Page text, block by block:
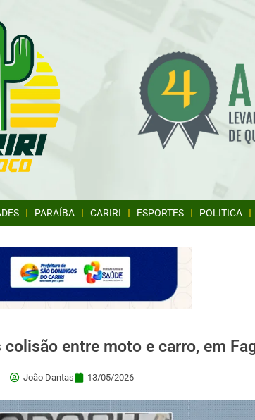
PARAÍBA CARIRI ESPORTES POLITICA
entre moto e carro, em
João Dantas 13/05/2026